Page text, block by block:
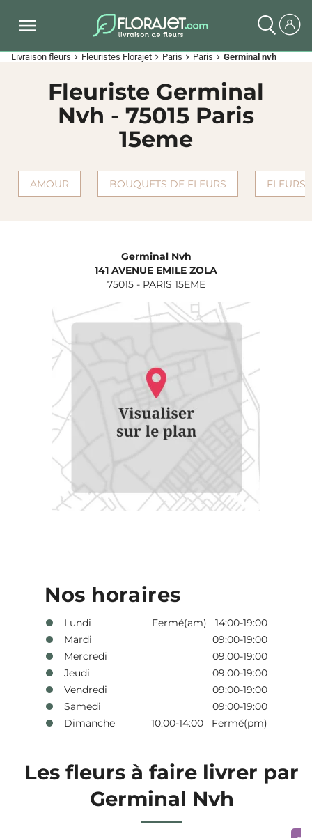
Livraison fleurs chevron_right Fleuristes Florajet chevron_right Paris chevron_right Paris chevron_right Germinal nvh
Fleuriste Germinal
Nvh - 75015 Paris
15eme
AMOUR BOUQUETS DE FLEURS FLEURS
Germinal Nvh
141 AVENUE EMILE ZOLA
75015- PARIS 15EME
Nos horaires
Lundi
Fermé(am) 14:00-19:00
Mardi
09:00-19:00
Mercredi
09:00-19:00
Jeudi
09:00-19:00
Vendredi
09:00-19:00
Samedi
09:00-19:00
Dimanche
10:00-14:00 Fermé(pm)
Les fleurs à faire livrer par
Germinal Nvh